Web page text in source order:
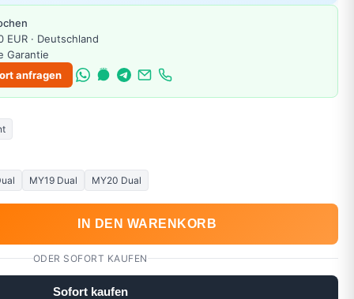
EUR · Deutschland
Garantie
anfragen
MY19 Dual MY20 Dual
IN DEN WARENKORB
ODER SOFORT KAUFEN
Sofort kaufen